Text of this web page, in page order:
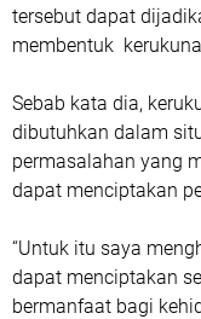
tersebut dapat
membentuk
Sebab kata dia,
dibutuhkan dalam
permasalahan yang
dapat menciptakan
“Untuk itu saya
dapat menciptakan
bermanfaat bagi